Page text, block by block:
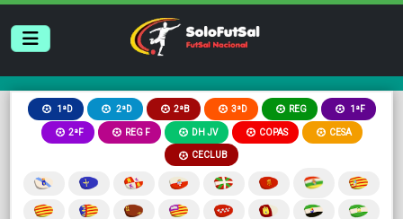
1ªD 2ªD 2ªB 3ªD REG 1ªF
2ªF REG F DH JV COPAS CESA
CECLUB